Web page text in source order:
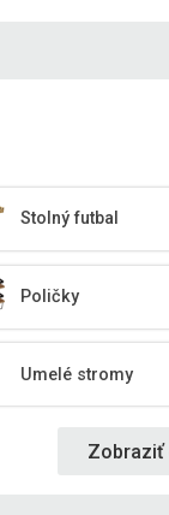
Stolný futbal
Poličky
Umelé stromy
Zobraziť